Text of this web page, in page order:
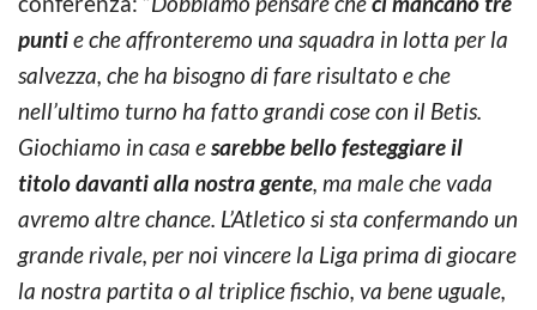
puntie che affronteremo una squadra in lotta per la
salvezza, che ha bisogno di fare risultato e che
nell’ultimo turno ha fatto grandi cose con il Betis.
Giochiamo in casa esarebbe bello festeggiare il
titolo davanti alla nostra gente, ma male che vada
avremo altre chance. L’Atletico si sta confermando un
grande rivale, per noi vincere la Liga prima di giocare
la nostra partita o al triplice fischio, va bene uguale,